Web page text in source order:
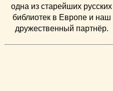
одна из старейших русских
библиотек в Европе и наш
дружественный партнёр.